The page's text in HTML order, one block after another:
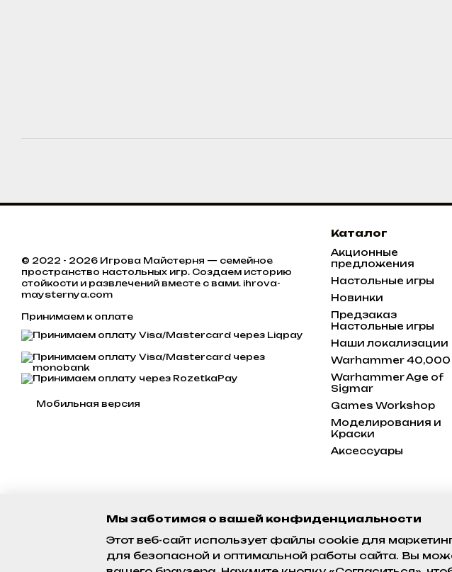
© 2022 - 2026 Игрова Майстерня — семейное
пространство настольных игр. Создаем историю
стойкости и развлечений вместе с вами. ihrova-
maysternya.com
Принимаем к оплате
Мобильная версия
Каталог
Акционные
предложения
Настольные игры
Новинки
Предзаказ
Настольные игры
Наши локализации
Warhammer 40,000
Warhammer Age of
Sigmar
Games Workshop
Моделирования и
Краски
Аксессуары
Мы заботимся о вашей конфиденциальности
Этот веб-сайт использует файлы cookie для
для безопасной и оптимальной работы сайта. Вы